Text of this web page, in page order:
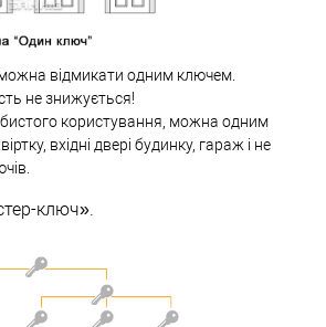
можна відмикати одним ключем.
не знижується!
користування, можна одним
вхідні двері будинку, гараж і не
ключ».